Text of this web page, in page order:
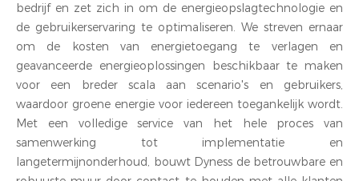
bedrijf en zet zich in om de energieopslagtechnologie en
de gebruikerservaring te optimaliseren. We streven ernaar
om de kosten van energietoegang te verlagen en
geavanceerde energieoplossingen beschikbaar te maken
voor een breder scala aan scenario's en gebruikers,
waardoor groene energie voor iedereen toegankelijk wordt.
Met een volledige service van het hele proces van
samenwerking tot implementatie en
langetermijnonderhoud, bouwt Dyness de betrouwbare en